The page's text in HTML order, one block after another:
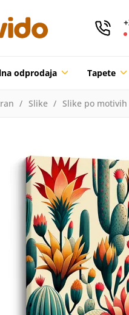
odprodaja Tapete
Slike Slike po motivih